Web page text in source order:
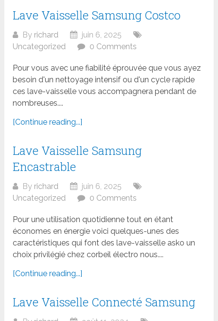
Lave Vaisselle Samsung Costco
By richard
juin 6, 2025
Uncategorized
0 Comments
Pour vous avec une fiabilité éprouvée que vous ayez
besoin d'un nettoyage intensif ou d'un cycle rapide
ces lave-vaisselle vous accompagnera pendant de
nombreuses....
[Continue reading...]
Lave Vaisselle Samsung
Encastrable
By richard
juin 6, 2025
Uncategorized
0 Comments
Pour une utilisation quotidienne tout en étant
économes en énergie voici quelques-unes des
caractéristiques qui font des lave-vaisselle asko un
choix privilégié chez corbeil électro nous....
[Continue reading...]
Lave Vaisselle Connecté Samsung